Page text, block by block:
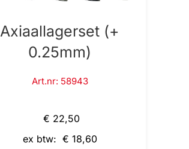
Axiaallagerset (+
0.25mm)
Art.nr: 58943
€ 22,50
ex btw: € 18,60